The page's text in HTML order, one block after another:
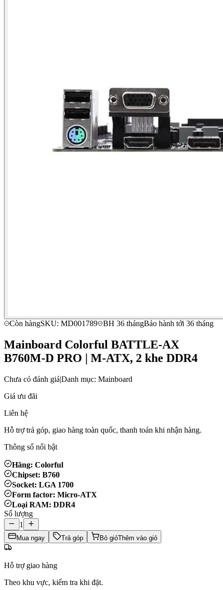
Còn hàngSKU: MD001789 BH 36 thángBảo hành tới 36 tháng
Mainboard Colorful BATTLE-AX
B760M-D PRO | M-ATX, 2 khe DDR4
Chưa có đánh giá|Danh mục: Mainboard
Giá ưu đãi
Liên hệ
Hỗ trợ trả góp, giao hàng toàn quốc, thanh toán khi nhận hàng.
Thông số nổi bật
Hãng: Colorful
Chipset: B760
Socket: LGA 1700
Form factor: Micro-ATX
Loại RAM: DDR4
Số lượng
1
Mua ngay Trả góp Bỏ giỏThêm vào giỏ
Hỗ trợ giao hàng
Theo khu vực, kiểm tra khi đặt.